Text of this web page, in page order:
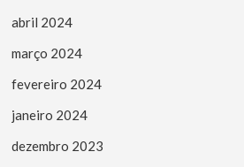
abril 2024
março 2024
fevereiro 2024
janeiro 2024
dezembro 2023